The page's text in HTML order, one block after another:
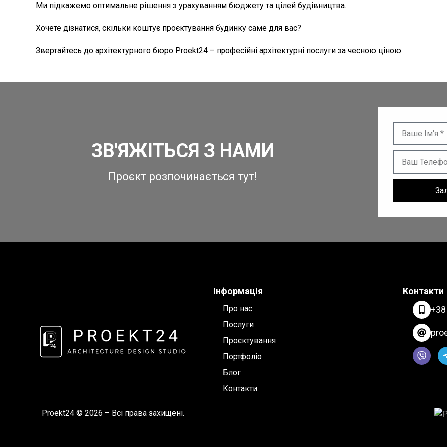
Ми підкажемо оптимальне рішення з урахуванням бюджету та цілей будівництва.
Хочете дізнатися, скільки коштує проєктування будинку саме для вас?
Звертайтесь до архітектурного бюро Proekt24 – професійні архітектурні послуги за чесною ціною.
ЗВ'ЯЖІТЬСЯ З НАМИ
Проєкт розпочинається тут!
Інформація
Про нас
Послуги
Проєктування
Портфоліо
Блог
Контакти
Контакти
Proekt24 © 2026 – Всі права захищені.